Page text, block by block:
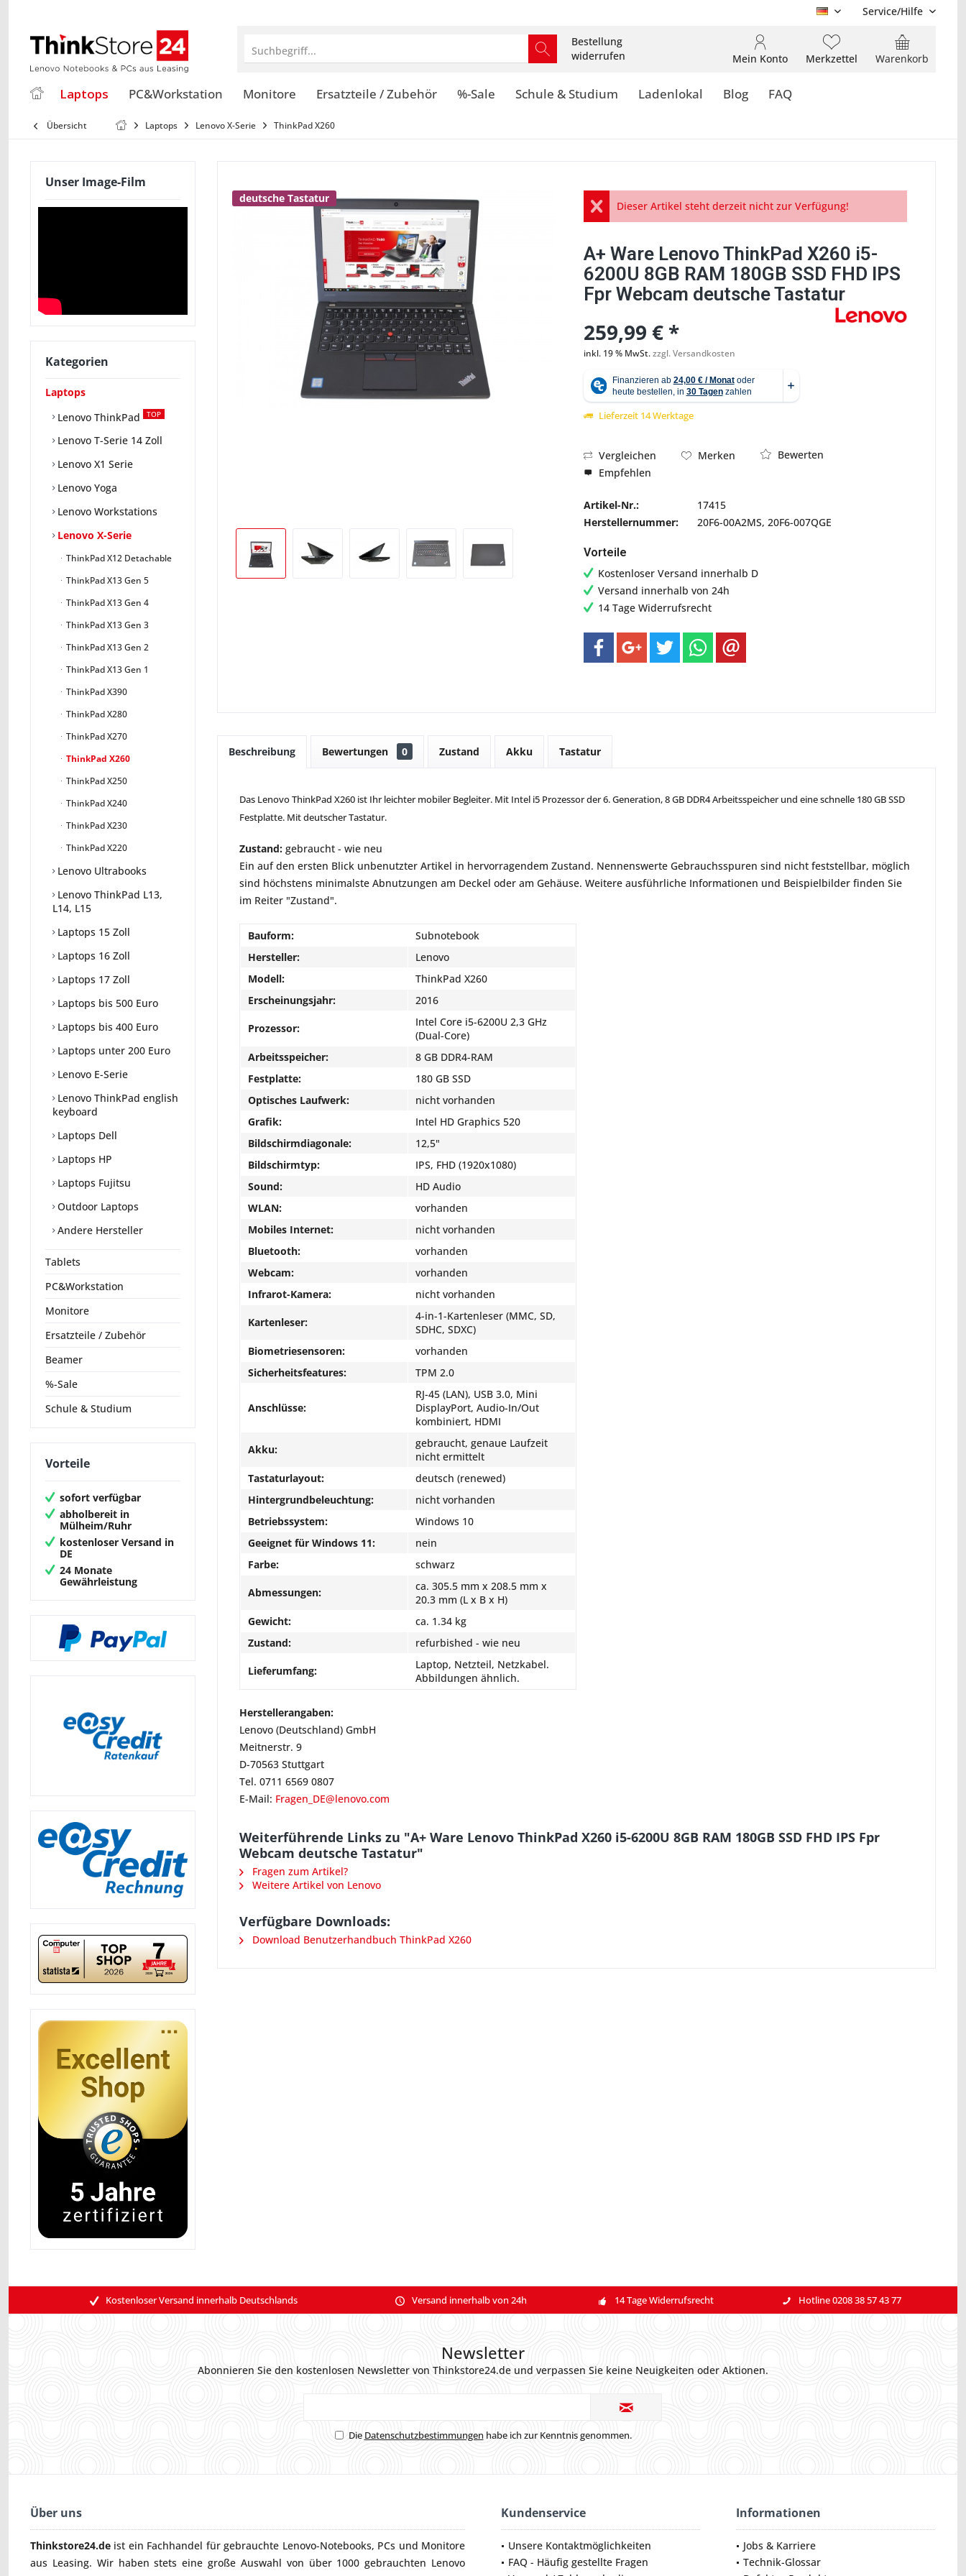
DE Service/Hilfe
Suchbegriff...
Bestellung
widerrufen
Warenkorb
Merkzettel
Mein Konto
Laptops PC&Workstation Monitore Ersatzteile / Zubehör %-Sale Schule & Studium Ladenlokal Blog FAQ
Übersicht Laptops Lenovo X-Serie ThinkPad X260
Unser Image-Film
Kategorien
Laptops
Lenovo ThinkPad
TOP
Lenovo T-Serie 14 Zoll
Lenovo X1 Serie
Lenovo Yoga
Lenovo Workstations
Lenovo X-Serie
ThinkPad X12 Detachable
ThinkPad X13 Gen 5
ThinkPad X13 Gen 4
ThinkPad X13 Gen 3
ThinkPad X13 Gen 2
ThinkPad X13 Gen 1
ThinkPad X390
ThinkPad X280
ThinkPad X270
ThinkPad X260
ThinkPad X250
ThinkPad X240
ThinkPad X230
ThinkPad X220
Lenovo Ultrabooks
Lenovo ThinkPad L13,
L14, L15
Laptops 15 Zoll
Laptops 16 Zoll
Laptops 17 Zoll
Laptops bis 500 Euro
Laptops bis 400 Euro
Laptops unter 200 Euro
Lenovo E-Serie
Lenovo ThinkPad english
keyboard
Laptops Dell
Laptops HP
Laptops Fujitsu
Outdoor Laptops
Andere Hersteller
Tablets
PC&Workstation
Monitore
Ersatzteile / Zubehör
Beamer
%-Sale
Schule & Studium
Vorteile
sofort verfügbar
abholbereit in
Mülheim/Ruhr
kostenloser Versand in
DE
24 Monate
Gewährleistung
deutsche Tastatur
Abbildung ähnlich
Dieser Artikel steht derzeit nicht zur Verfügung!
A+ Ware Lenovo ThinkPad X260 i5-
6200U 8GB RAM 180GB SSD FHD IPS
Fpr Webcam deutsche Tastatur
259,99 € *
inkl. 19 % MwSt.zzgl. Versandkosten
Lieferzeit 14 Werktage
Vergleichen Merken
Bewerten
Empfehlen
Artikel-Nr.:
17415
Herstellernummer:
20F6-00A2MS, 20F6-007QGE
Vorteile
Kostenloser Versand innerhalb D
Versand innerhalb von 24h
14 Tage Widerrufsrecht
Beschreibung Bewertungen 0 Zustand Akku Tastatur
Das Lenovo ThinkPad X260 ist Ihr leichter mobiler Begleiter. Mit Intel i5 Prozessor der 6. Generation, 8 GB DDR4 Arbeitsspeicher und eine schnelle 180 GB SSD
Festplatte. Mit deutscher Tastatur.
Zustand: gebraucht - wie neu
Ein auf den ersten Blick unbenutzter Artikel in hervorragendem Zustand. Nennenswerte Gebrauchsspuren sind nicht feststellbar, möglich
sind höchstens minimalste Abnutzungen am Deckel oder am Gehäuse. Weitere ausführliche Informationen und Beispielbilder finden Sie
im Reiter "Zustand".
Bauform:
Subnotebook
Hersteller:
Lenovo
Modell:
ThinkPad X260
Erscheinungsjahr:
2016
Prozessor:
Intel Core i5-6200U 2,3 GHz
(Dual-Core)
Arbeitsspeicher:
8 GB DDR4-RAM
Festplatte:
180 GB SSD
Optisches Laufwerk:
nicht vorhanden
Grafik:
Intel HD Graphics 520
Bildschirmdiagonale:
12,5"
Bildschirmtyp:
IPS, FHD (1920x1080)
Sound:
HD Audio
WLAN:
vorhanden
Mobiles Internet:
nicht vorhanden
Bluetooth:
vorhanden
Webcam:
vorhanden
Infrarot-Kamera:
nicht vorhanden
Kartenleser:
4-in-1-Kartenleser (MMC, SD,
SDHC, SDXC)
Biometriesensoren:
vorhanden
Sicherheitsfeatures:
TPM 2.0
Anschlüsse:
RJ-45 (LAN), USB 3.0, Mini
DisplayPort, Audio-In/Out
kombiniert, HDMI
Akku:
gebraucht, genaue Laufzeit
nicht ermittelt
Tastaturlayout:
deutsch (renewed)
Hintergrundbeleuchtung:
nicht vorhanden
Betriebssystem:
Windows 10
Geeignet für Windows 11:
nein
Farbe:
schwarz
Abmessungen:
ca. 305.5 mm x 208.5 mm x
20.3 mm (L x B x H)
Gewicht:
ca. 1.34 kg
Zustand:
refurbished - wie neu
Lieferumfang:
Laptop, Netzteil, Netzkabel.
Abbildungen ähnlich.
Herstellerangaben:
Lenovo (Deutschland) GmbH
Meitnerstr. 9
D-70563 Stuttgart
Tel. 0711 6569 0807
E-Mail: Fragen_DE@lenovo.com
Weiterführende Links zu "A+ Ware Lenovo ThinkPad X260 i5-6200U 8GB RAM 180GB SSD FHD IPS Fpr
Webcam deutsche Tastatur"
Fragen zum Artikel?
Weitere Artikel von Lenovo
Verfügbare Downloads:
Download Benutzerhandbuch ThinkPad X260
Kostenloser Versand innerhalb Deutschlands Versand innerhalb von 24h 14 Tage Widerrufsrecht Hotline 0208 38 57 43 77
Newsletter
Abonnieren Sie den kostenlosen Newsletter von Thinkstore24.de und verpassen Sie keine Neuigkeiten oder Aktionen.
Die Datenschutzbestimmungen habe ich zur Kenntnis genommen.
Über uns
Thinkstore24.de ist ein Fachhandel für gebrauchte Lenovo-Notebooks, PCs und Monitore
aus Leasing. Wir haben stets eine große Auswahl von über 1000 gebrauchten Lenovo
Kundenservice
Unsere Kontaktmöglichkeiten
FAQ - Häufig gestellte Fragen
Informationen
Jobs & Karriere
Technik-Glossar